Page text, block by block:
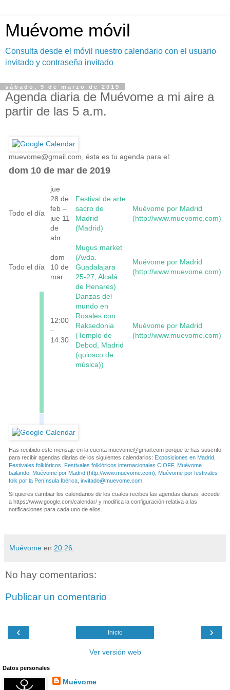
Muévome móvil
Consulta desde el móvil nuestro calendario con el usuario
invitado y contraseña invitado
sábado, 9 de marzo de 2019
Agenda diaria de Muévome a mi aire a
partir de las 5 a.m.
muevome@gmail.com , ésta es tu agenda para el:
dom 10 de mar de 2019
Todo el día
jue
28 de
feb –
jue 11
de
abr
Festival de arte
sacro de
Madrid
(Madrid)
Muévome por Madrid
(http://www.muevome.com)
Todo el día
dom
10 de
mar
Mugus market
(Avda.
Guadalajara
25-27, Alcalá
de Henares)
Muévome por Madrid
(http://www.muevome.com)
12:00
–
14:30
Danzas del
mundo en
Rosales con
Raksedonia
(Templo de
Debod, Madrid
(quiosco de
música))
Muévome por Madrid
(http://www.muevome.com)
Has recibido este mensaje en la cuenta muevome@gmail.com porque te has suscrito
para recibir agendas diarias de los siguientes calendarios: Exposiciones en Madrid
Festivales folklóricos
Festivales folklóricos internacionales CIOFF, Muévome
bailando Muévome por Madrid (http://www.muevome.com)
Muévome por festivales
folk por la Península Ibérica invitado@muevome.com
Si quieres cambiar los calendarios de los cuales recibes las agendas diarias, accede
a https://www.google.com/calendar/ y modifica la configuración relativa a las
notificaciones para cada uno de ellos.
Muévome en 20:26
No hay comentarios:
Publicar un comentario
‹ ›
Inicio
Ver versión web
Datos personales
Muévome